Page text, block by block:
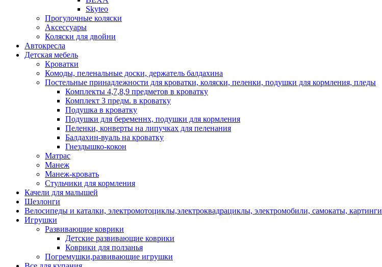
Skyteo
Прогулочные коляски
Аксессуары
Коляски для двойни
Автокресла
Детская мебель
Кроватки
Комоды, пеленальные доски, держатель балдахина
Постельные принадлежности для кроватки, коляски, пеленки, подушки для кормления, пледы
Комплекты 4,7,8,9 предметов в кроватку
Комплект 3 предм. в кроватку
Подушка в кроватку
Подушки для беременнх, подушки для кормления
Пеленки, конверты на липучках для пеленания
Балдахин-вуаль на кроватку
Гнездышко-кокон
Матрас
Манеж
Манеж-кровать
Стульчики для кормления
Качели для малышей
Шезлонги
Велосипеды и каталки, электромотоциклы,электроквадрациклы, электромобили, самокаты, картинги
Игрушки
Развивающие коврики
Детские развивающие коврики
Коврики для ползанья
Погремушки,развивающие игрушки